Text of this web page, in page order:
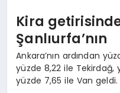
Kira
Şanlıurfa’nın
Ankara’nın ardından
yüzde 8,22 ile Tekirdağ,
yüzde 7,65 ile Van geldi.